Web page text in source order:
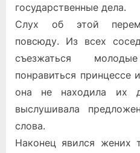
государственные дела.
Слух об этой
повсюду. Из всех
съезжаться
понравиться принцессе
она не находила их
выслушивала
слова.
Наконец явился жених